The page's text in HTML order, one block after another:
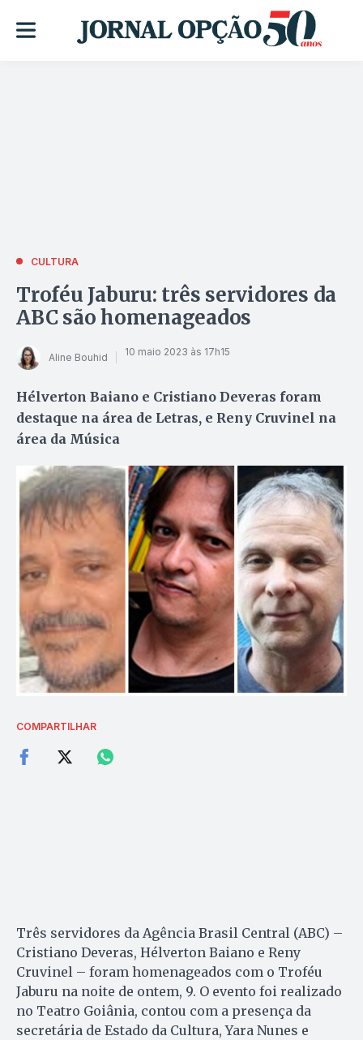
CULTURA
Troféu Jaburu: três servidores da
ABC são homenageados
Aline Bouhid 10 maio 2023 às 17h15
Hélverton Baiano e Cristiano Deveras foram
destaque na área de Letras, e Reny Cruvinel na
área da Música
COMPARTILHAR
Três servidores da Agência Brasil Central (ABC) –
Cristiano Deveras, Hélverton Baiano e Reny
Cruvinel – foram homenageados com o Troféu
Jaburu na noite de ontem, 9. O evento foi realizado
no Teatro Goiânia, contou com a presença da
secretária de Estado da Cultura, Yara Nunes e